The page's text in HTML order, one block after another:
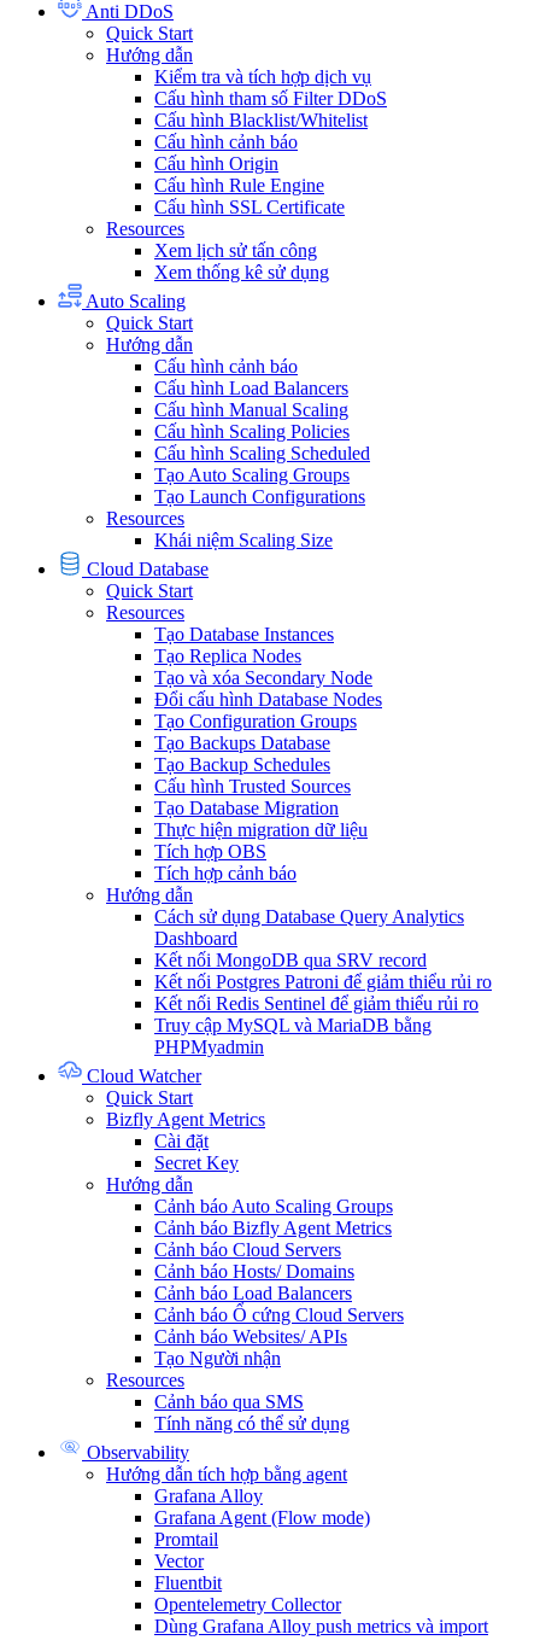
Anti DDoS
Quick Start
Hướng dẫn
Kiểm tra và tích hợp dịch vụ
Cấu hình tham số Filter DDoS
Cấu hình Blacklist/Whitelist
Cấu hình cảnh báo
Cấu hình Origin
Cấu hình Rule Engine
Cấu hình SSL Certificate
Resources
Xem lịch sử tấn công
Xem thống kê sử dụng
Auto Scaling
Quick Start
Hướng dẫn
Cấu hình cảnh báo
Cấu hình Load Balancers
Cấu hình Manual Scaling
Cấu hình Scaling Policies
Cấu hình Scaling Scheduled
Tạo Auto Scaling Groups
Tạo Launch Configurations
Resources
Khái niệm Scaling Size
Cloud Database
Quick Start
Resources
Tạo Database Instances
Tạo Replica Nodes
Tạo và xóa Secondary Node
Đổi cấu hình Database Nodes
Tạo Configuration Groups
Tạo Backups Database
Tạo Backup Schedules
Cấu hình Trusted Sources
Tạo Database Migration
Thực hiện migration dữ liệu
Tích hợp OBS
Tích hợp cảnh báo
Hướng dẫn
Cách sử dụng Database Query Analytics
Dashboard
Kết nối MongoDB qua SRV record
Kết nối Postgres Patroni để giảm thiểu rủi ro
Kết nối Redis Sentinel để giảm thiểu rủi ro
Truy cập MySQL và MariaDB bằng
PHPMyadmin
Cloud Watcher
Quick Start
Bizfly Agent Metrics
Cài đặt
Secret Key
Hướng dẫn
Cảnh báo Auto Scaling Groups
Cảnh báo Bizfly Agent Metrics
Cảnh báo Cloud Servers
Cảnh báo Hosts/ Domains
Cảnh báo Load Balancers
Cảnh báo Ổ cứng Cloud Servers
Cảnh báo Websites/ APIs
Tạo Người nhận
Resources
Cảnh báo qua SMS
Tính năng có thể sử dụng
Observability
Hướng dẫn tích hợp bằng agent
Grafana Alloy
Grafana Agent (Flow mode)
Promtail
Vector
Fluentbit
Opentelemetry Collector
Dùng Grafana Alloy push metrics và import